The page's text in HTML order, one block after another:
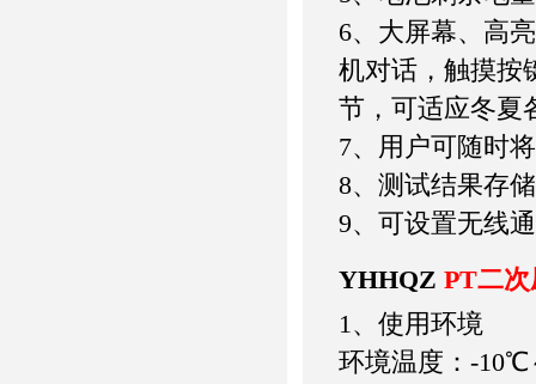
6、大屏幕、高
机对话，触摸按
节，可适应冬夏
7、用户可随时
8、测试结果存
9、可设置无线
YHHQZ PT二
1、使用环境
环境温度：-